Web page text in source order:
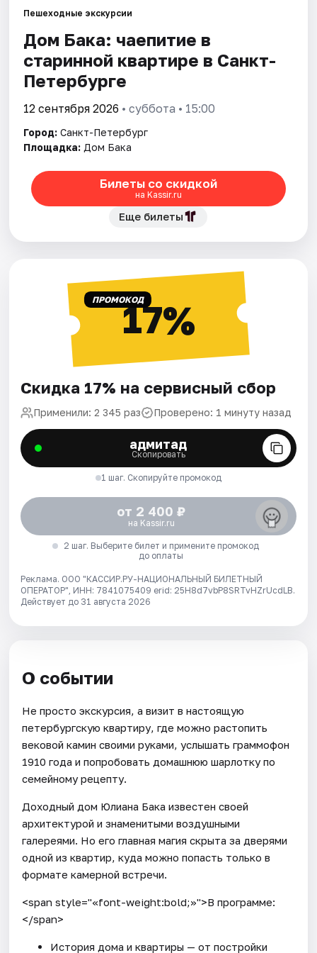
Города
Площадки
Артисты
Рейтинги
Пешеходные экскурсии
Дом Бака: чаепитие в
старинной квартире в Санкт-
Петербурге
12 сентября 2026 • суббота • 15:00
Город: Санкт-Петербург
Площадка: Дом Бака
Билеты со скидкой
на Kassir.ru
Еще билеты
ПРОМОКОД17%
Скидка 17% на сервисный сбор
Применили: 2 345 раз Проверено: 1 минуту назад
адмитад
Скопировать
1 шаг. Скопируйте промокод
от 2 400 ₽
на Kassir.ru
2 шаг. Выберите билет и примените промокод
до оплаты
Реклама. ООО "КАССИР.РУ-НАЦИОНАЛЬНЫЙ БИЛЕТНЫЙ
ОПЕРАТОР", ИНН: 7841075409 erid: 25H8d7vbP8SRTvHZrUcdLB.
Действует до 31 августа 2026
О событии
Не просто экскурсия, а визит в настоящую
петербургскую квартиру, где можно растопить
вековой камин своими руками, услышать граммофон
1910 года и попробовать домашнюю шарлотку по
семейному рецепту.
Доходный дом Юлиана Бака известен своей
архитектурой и знаменитыми воздушными
галереями. Но его главная магия скрыта за дверями
одной из квартир, куда можно попасть только в
формате камерной встречи.
<span style="«font-weight:bold;»">В программе:
</span>
История дома и квартиры — от постройки